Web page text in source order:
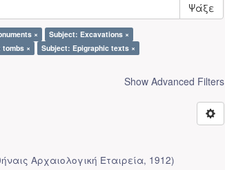
Ψάξε
×
Subject: Excavations ×
×
Subject: Epigraphic texts ×
Show Advanced Filters
Αρχαιολογική Εταιρεία, 1912)